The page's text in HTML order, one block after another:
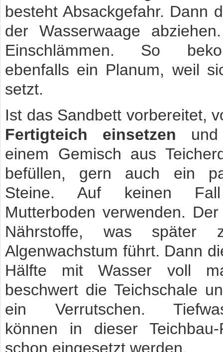
besteht Absackgefahr. Dann
der Wasserwaage
Einschlämmen. So
ebenfalls ein Planum, weil
setzt.
Ist das Sandbett vorbereitet,
Fertigteich einsetzen
einem Gemisch aus
befüllen, gern auch ein
Steine. Auf keinen Fall
Mutterboden verwenden.
Nährstoffe, was später
Algenwachstum führt. Dann
Hälfte mit Wasser voll
beschwert die Teichschale
ein Verrutschen.
können in dieser
schon eingesetzt werden.